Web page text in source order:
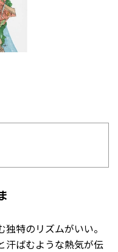
特のリズムがいい。
汗ばむような熱気が伝